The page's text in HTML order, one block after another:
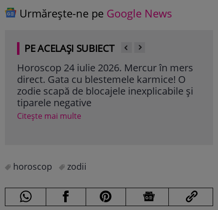
Urmărește-ne pe Google News
PE ACELAȘI SUBIECT
Horoscop 24 iulie 2026. Mercur în mers
direct. Gata cu blestemele karmice! O
zodie scapă de blocajele inexplicabile și
tiparele negative
Citește mai multe
horoscop zodii